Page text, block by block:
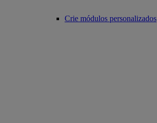
Crie módulos personalizados